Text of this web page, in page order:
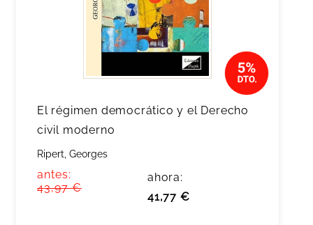
El régimen democrático y el Derecho
civil moderno
Ripert, Georges
antes:
43,97 €
ahora:
41,77 €